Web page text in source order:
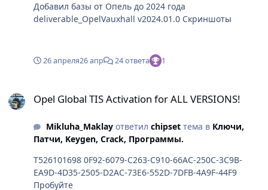
Добавил базы от Опель до 2024 года
deliverable_OpelVauxhall v2024.01.0 Скриншоты
26 апреля26 апр 24 ответа 1
Opel Global TIS Activation for ALL VERSIONS!
Mikluha_Maklayответил chipsetтема в Ключи,
Патчи, Keygen, Crack, Программы.
T526101698 0F92-6079-C263-C910-66AC-250C-3C9B-
EA9D-4D35-2505-D2AC-73E6-552D-7DFB-4A9F-44F9
Пробуйте